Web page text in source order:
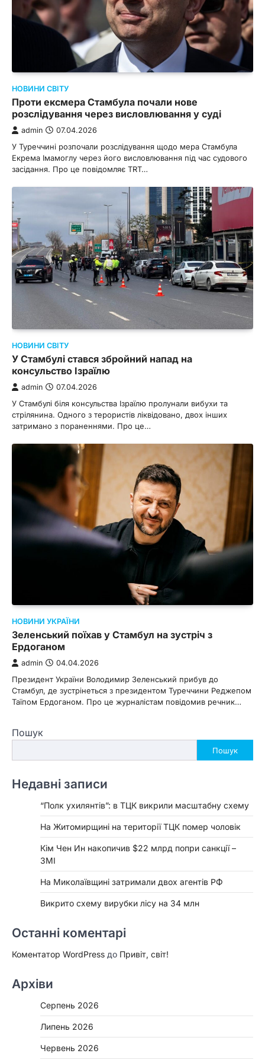
НОВИНИ СВІТУ
Проти ексмера Стамбула почали нове
розслідування через висловлювання у суді
admin 07.04.2026
У Туреччині розпочали розслідування щодо мера Стамбула
Екрема Імамоглу через його висловлювання під час судового
засідання. Про це повідомляє TRT…
НОВИНИ СВІТУ
У Стамбулі стався збройний напад на
консульство Ізраїлю
admin 07.04.2026
У Стамбулі біля консульства Ізраїлю пролунали вибухи та
стрілянина. Одного з терористів ліквідовано, двох інших
затримано з пораненнями. Про це…
НОВИНИ УКРАЇНИ
Зеленський поїхав у Стамбул на зустріч з
Ердоганом
admin 04.04.2026
Президент України Володимир Зеленський прибув до
Стамбул, де зустрінеться з президентом Туреччини Реджепом
Таїпом Ердоганом. Про це журналістам повідомив речник…
Пошук
Пошук
Недавні записи
“Полк ухилянтів”: в ТЦК викрили масштабну схему
На Житомирщині на території ТЦК помер чоловік
Кім Чен Ин накопичив $22 млрд попри санкції –
ЗМІ
На Миколаївщині затримали двох агентів РФ
Викрито схему вирубки лісу на 34 млн
Останні коментарі
Коментатор WordPress до Привіт, світ!
Архіви
Серпень 2026
Липень 2026
Червень 2026